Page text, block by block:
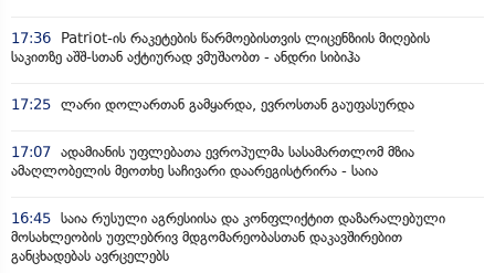
17:36
Patriot-ის რაკეტების წარმოებისთვის ლიცენზიის მიღების
საკითზე აშშ-სთან აქტიურად ვმუშაობთ - ანდრი სიბიჰა
17:25 ლარი დოლართან გამყარდა, ევროსთან გაუფასურდა
17:07 ადამიანის უფლებათა ევროპულმა სასამართლომ მზია
ამაღლობელის მეოთხე საჩივარი დაარეგისტრირა - საია
16:45 საია რუსული აგრესიისა და კონფლიქტით დაზარალებული
მოსახლეობის უფლებრივ მდგომარეობასთან დაკავშირებით
განცხადებას ავრცელებს